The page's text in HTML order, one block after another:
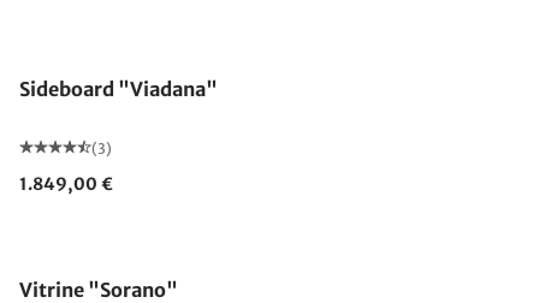
Sideboard "Viadana"
(3)
1.849,00 €
Vitrine "Sorano"